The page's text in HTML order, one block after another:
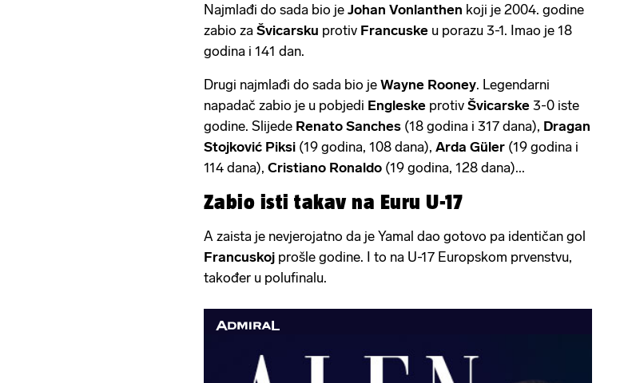
Najmlađi do sada bio je Johan Vonlanthen koji je 2004. godine
zabio za Švicarsku protiv Francuske u porazu 3-1. Imao je 18
godina i 141 dan.
Drugi najmlađi do sada bio je Wayne Rooney. Legendarni
napadač zabio je u pobjedi Engleske protiv Švicarske 3-0 iste
godine. Slijede Renato Sanches (18 godina i 317 dana), Dragan
Stojković Piksi (19 godina, 108 dana), Arda Güler (19 godina i
114 dana), Cristiano Ronaldo (19 godina, 128 dana)...
Zabio isti takav na Euru U-17
A zaista je nevjerojatno da je Yamal dao gotovo pa identičan gol
Francuskoj prošle godine. I to na U-17 Europskom prvenstvu,
također u polufinalu.